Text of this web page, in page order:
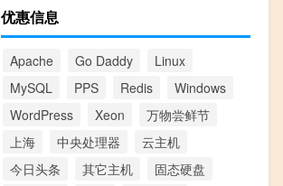
优惠信息
Apache Go Daddy
Linux
MySQL
PPS Redis
Windows
WordPress
Xeon
万物尝鲜节
上海
中央处理器
云主机
今日头条
其它主机
固态硬盘